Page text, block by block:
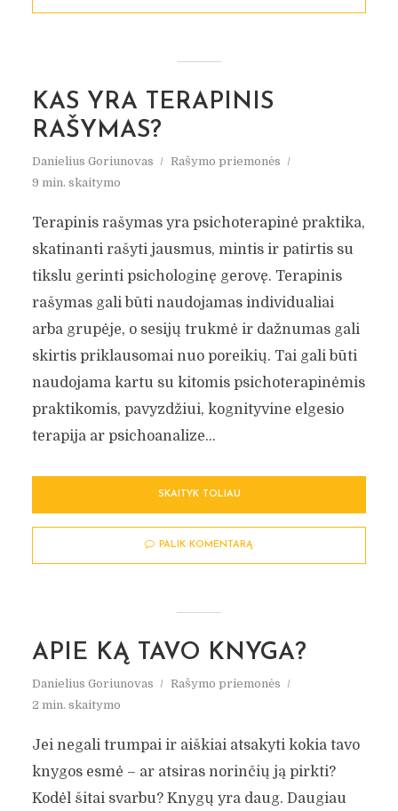
KAS YRA TERAPINIS
RAŠYMAS?
Danielius Goriunovas
Rašymo priemonės
9 min. skaitymo
Terapinis rašymas yra psichoterapinė praktika,
skatinanti rašyti jausmus, mintis ir patirtis su
tikslu gerinti psichologinę gerovę. Terapinis
rašymas gali būti naudojamas individualiai
arba grupėje, o sesijų trukmė ir dažnumas gali
skirtis priklausomai nuo poreikių. Tai gali būti
naudojama kartu su kitomis psichoterapinėmis
praktikomis, pavyzdžiui, kognityvine elgesio
terapija ar psichoanalize...
SKAITYK TOLIAU
PALIK KOMENTARĄ
APIE KĄ TAVO KNYGA?
Danielius Goriunovas
Rašymo priemonės
2 min. skaitymo
Jei negali trumpai ir aiškiai atsakyti kokia tavo
knygos esmė – ar atsiras norinčių ją pirkti?
Kodėl šitai svarbu? Knygų yra daug. Daugiau